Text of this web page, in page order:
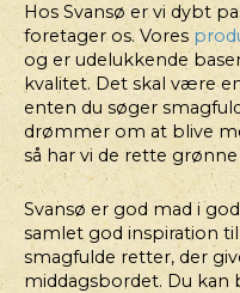
Hos Svansø er vi dybt
foretager os. Vores
og er udelukkende
kvalitet. Det skal være
enten du søger
drømmer om at blive
så har vi de rette
Svansø er god mad i
samlet god inspiration
smagfulde retter, der
middagsbordet. Du kan